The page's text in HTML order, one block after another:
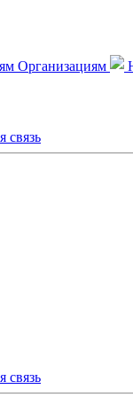
Организациям
связь
связь